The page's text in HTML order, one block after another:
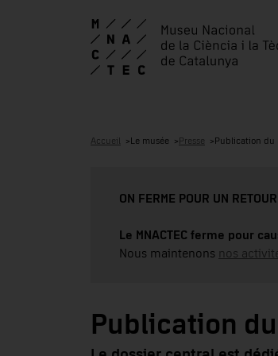
Accueil Le musée Presse Publication du
ON FERME POUR UN
Le MNACTEC ferme pour
Nous maintenons nos
Publication